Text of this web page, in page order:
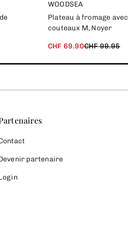
WOODSEA
Plateau à fromage avec
couteaux M, Noyer
CHF 69.90CHF 99.95
partenaire